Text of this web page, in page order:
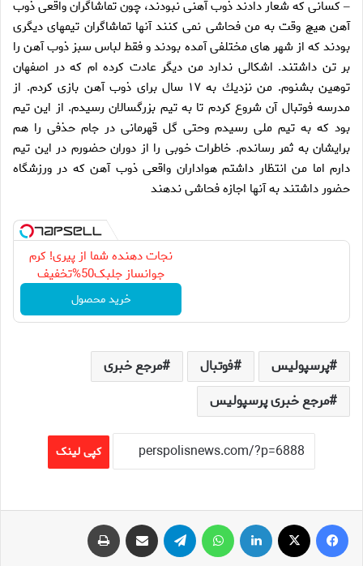
– كسانى كه شعار دادند ذوب آهنى نبودند، چون تماشاگران واقعى ذوب
آهن هيچ وقت به من فحاشى نمى كنند آنها تماشاگران تيمهاى ديگرى
بودند كه از شهر هاى مختلفى آمده بودند و فقط لباس سبز ذوب آهن را
بر تن داشتند. اشكالى ندارد من ديگر عادت كرده ام كه در اصفهان
توهين بشنوم. من نزديك به ۱۷ سال براى ذوب آهن بازى كردم. از
مدرسه فوتبال آن شروع كردم تا به تيم بزرگسالان رسيدم. از اين تيم
بود كه به تيم ملى رسيدم وحتى گل قهرمانى در جام حذفى را هم
برايشان به ثمر رساندم. خاطرات خوبى را از دوران حضورم در اين تيم
دارم اما من انتظار داشتم هواداران واقعى ذوب آهن كه در ورزشگاه
حضور داشتند به آنها اجازه فحاشى ندهند
نجات دهنده شما از پیری! کرم
جوانساز جلبک50%تخفیف
خرید محصول
پرسپولیس فوتبال
مرجع خبری
مرجع خبری پرسپولیس
کپی لینک
فیس بوک لینکدین تلگرام اشتراک گذاری از طریق ایمیل